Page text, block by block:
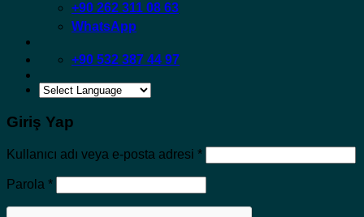
+90 262 311 08 63
WhatsApp
+90 532 387 44 97
Giriş Yap
Kullanıcı adı veya e-posta adresi *Gerekli
Parola *Gerekli